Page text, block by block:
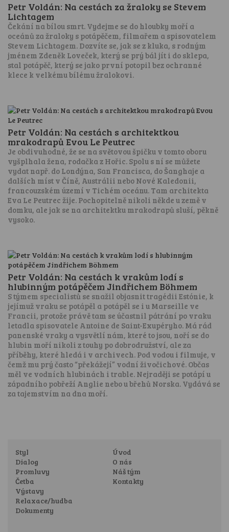
Petr Voldán: Na cestách za žraloky se Stevem
Lichtagem
Čekání na bílou smrt. Vydejme se do hloubky moří a
oceánů za žraloky s potápěčem, filmařem a spisovatelem
Stevem Lichtagem. Dozvíte se, jak se z kluka, s rodným
jménem Zdeněk Loveček, který se prý bál jít i do sklepa,
stal potápěč, který se jako první potopil bez ochranné
klece k velkému bílému žralokovi.
Petr Voldán: Na cestách s architektkou
mrakodrapů Evou Le Peutrec
Je obdivuhodné, že se na světovou špičku v tomto oboru
vyšplhala žena, rodačka z Hořic. Spolu s ní se můžete
vydat např. do Londýna, San Francisca, do Šanghaje a
dalších míst v Číně, Austrálii nebo Nové Kaledonii,
francouzském území v Tichém oceánu. Tam architekta
Eva Le Peutrec žije. Pochopitelně nikoli někde u země v
domku, ale jak se na architektku mrakodrapů sluší, pěkně
vysoko.
Petr Voldán: Na cestách k vrakům lodí s
hlubinným potápěčem Jindřichem Böhmem
S týmem specialistů se snažil objasnit tragédii Estónie, k
jejímuž vraku se potápěl a potápěl se i u Marseille ve
Francii, protože právě tam se účastnil pátrání po vraku
letadla spisovatele Antoine de Saint-Exupéryho. Má rád
panenské vraky a vysvětlí nám, které to jsou, noří se do
hlubin moří nikoli z touhy po dobrodružství, ale za
příběhy, které hledá i v archivech. Pod vodou i filmuje, v
čemž mu prý často “překážejí” vodní živočichové. Občas
měl ve vodních hlubinách i trable. Nejraději se potápí u
západního pobřeží Anglie nebo u břehů Norska. Vydává se
za tajemstvím na dna moří.
Styl
Dialog
Promluvy
Četba
Výstavy
Relaxace/hudba
Dokumenty
Úvod
O nás
Náš tým
Kontakty